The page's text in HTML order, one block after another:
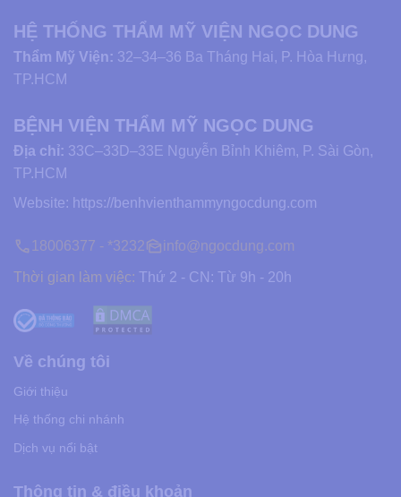
HỆ THỐNG THẨM MỸ VIỆN NGỌC DUNG
Thẩm Mỹ Viện: 32–34–36 Ba Tháng Hai, P. Hòa Hưng,
TP.HCM
BỆNH VIỆN THẨM MỸ NGỌC DUNG
Địa chỉ: 33C–33D–33E Nguyễn Bỉnh Khiêm, P. Sài Gòn,
TP.HCM
Website: https://benhvienthammyngocdung.com
18006377 - *3232 info@ngocdung.com
Thời gian làm việc: Thứ 2 - CN: Từ 9h - 20h
Về chúng tôi
Giới thiệu
Hệ thống chi nhánh
Dịch vụ nổi bật
Thông tin & điều khoản